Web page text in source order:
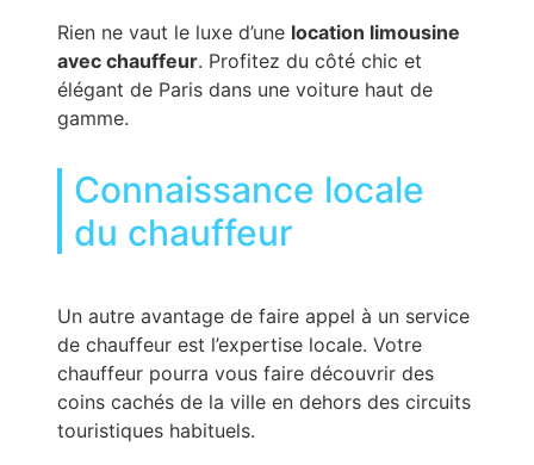
Rien ne vaut le luxe d’une location limousine
avec chauffeur. Profitez du côté chic et
élégant de Paris dans une voiture haut de
gamme.
Connaissance locale
du chauffeur
Un autre avantage de faire appel à un service
de chauffeur est l’expertise locale. Votre
chauffeur pourra vous faire découvrir des
coins cachés de la ville en dehors des circuits
touristiques habituels.